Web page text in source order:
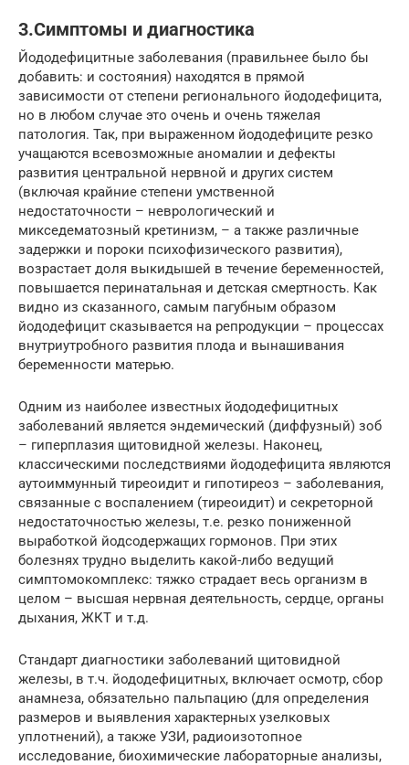
3.Симптомы и диагностика
Йододефицитные заболевания (правильнее было бы
добавить: и состояния) находятся в прямой
зависимости от степени регионального йододефицита,
но в любом случае это очень и очень тяжелая
патология. Так, при выраженном йододефиците резко
учащаются всевозможные аномалии и дефекты
развития центральной нервной и других систем
(включая крайние степени умственной
недостаточности – неврологический и
микседематозный кретинизм, – а также различные
задержки и пороки психофизического развития),
возрастает доля выкидышей в течение беременностей,
повышается перинатальная и детская смертность. Как
видно из сказанного, самым пагубным образом
йододефицит сказывается на репродукции – процессах
внутриутробного развития плода и вынашивания
беременности матерью.
Одним из наиболее известных йододефицитных
заболеваний является эндемический (диффузный) зоб
– гиперплазия щитовидной железы. Наконец,
классическими последствиями йододефицита являются
аутоиммунный тиреоидит и гипотиреоз – заболевания,
связанные с воспалением (тиреоидит) и секреторной
недостаточностью железы, т.е. резко пониженной
выработкой йодсодержащих гормонов. При этих
болезнях трудно выделить какой-либо ведущий
симптомокомплекс: тяжко страдает весь организм в
целом – высшая нервная деятельность, сердце, органы
дыхания, ЖКТ и т.д.
Стандарт диагностики заболеваний щитовидной
железы, в т.ч. йододефицитных, включает осмотр, сбор
анамнеза, обязательно пальпацию (для определения
размеров и выявления характерных узелковых
уплотнений), а также УЗИ, радиоизотопное
исследование, биохимические лабораторные анализы,